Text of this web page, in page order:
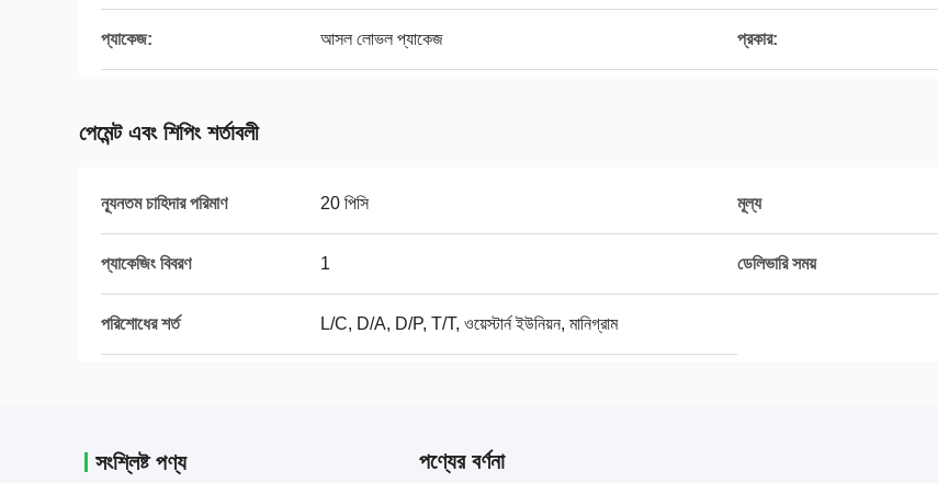
প্যাকেজ: আসল লোভল প্যাকেজ প্রকার:
পেমেন্ট এবং শিপিং শর্তাবলী
ন্যূনতম চাহিদার পরিমাণ 20 পিসি মূল্য
প্যাকেজিং বিবরণ 1 ডেলিভারি সময়
পরিশোধের শর্ত L/C, D/A, D/P, T/T, ওয়েস্টার্ন ইউনিয়ন, মানিগ্রাম
সংশ্লিষ্ট পণ্য পণ্যের বর্ণনা